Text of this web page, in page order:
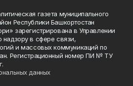
газета муниципального
Республики Башкортостан
зарегистрирована в Управлении
в сфере связи,
и массовых коммуникаций по
Регистрационный номер ПИ № ТУ
данных